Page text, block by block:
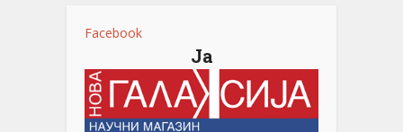
Facebook
Ја